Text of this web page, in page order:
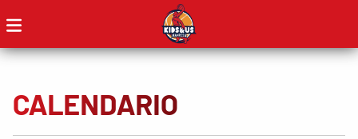
CALENDARIO